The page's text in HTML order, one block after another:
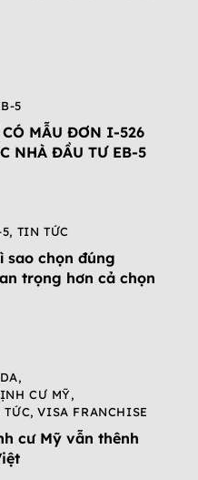
5
MẪU ĐƠN I-526
NHÀ ĐẦU TƯ EB-5
, TIN TỨC
sao chọn đúng
trọng hơn cả chọn
,
CƯ MỸ,
TỨC,VISA FRANCHISE
cư Mỹ vẫn thênh